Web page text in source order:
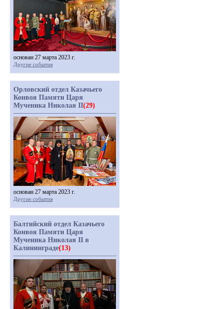
основан 27 марта 2023 г.
Другие события
Орловский отдел Казачьего
Конвоя Памяти Царя
Мученика Николая II(29)
основан 27 марта 2023 г.
Другие события
Балтийский отдел Казачьего
Конвоя Памяти Царя
Мученика Николая II в
Калининграде(13)